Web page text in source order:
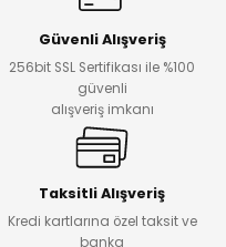
Güvenli Alışveriş
256bit SSL Sertifikası ile %100
güvenli
alışveriş imkanı
Taksitli Alışveriş
Kredi kartlarına özel taksit ve
banka